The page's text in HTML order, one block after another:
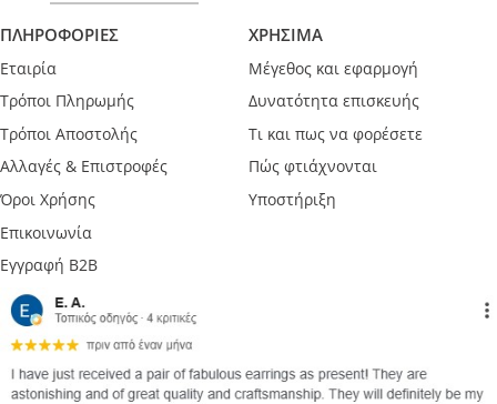
ΠΛΗΡΟΦΟΡΙΕΣ
Εταιρία
Τρόποι Πληρωμής
Τρόποι Αποστολής
Αλλαγές & Επιστροφές
Όροι Χρήσης
Επικοινωνία
Εγγραφή B2B
ΧΡΗΣΙΜΑ
Μέγεθος και εφαρμογή
Δυνατότητα επισκευής
Τι και πως να φορέσετε
Πώς φτιάχνονται
Υποστήριξη